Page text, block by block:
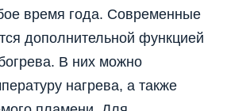
время года. Современные
дополнительной функцией
В них можно
нагрева, а также